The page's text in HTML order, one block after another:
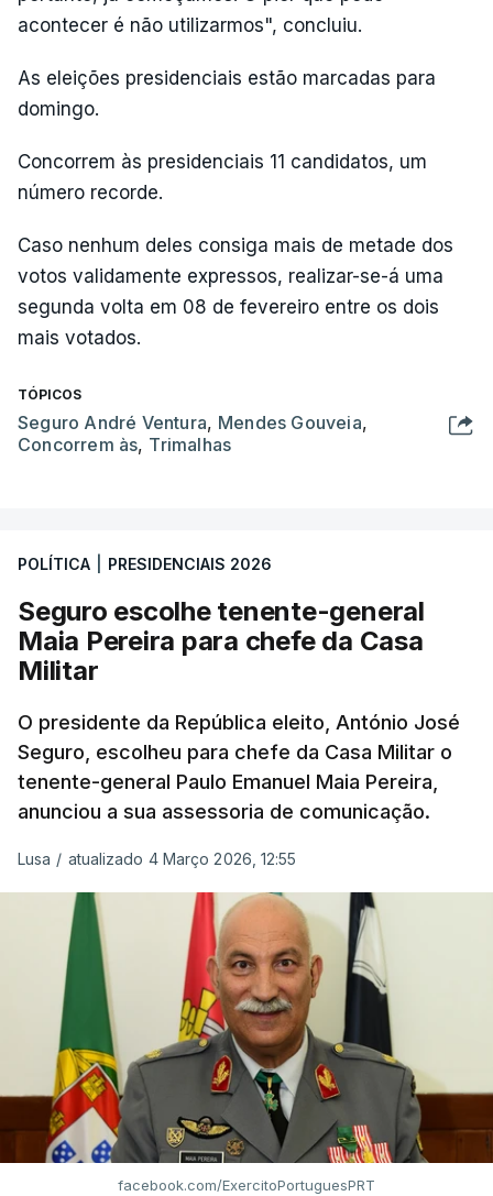
acontecer é não utilizarmos", concluiu.
As eleições presidenciais estão marcadas para
domingo.
Concorrem às presidenciais 11 candidatos, um
número recorde.
Caso nenhum deles consiga mais de metade dos
votos validamente expressos, realizar-se-á uma
segunda volta em 08 de fevereiro entre os dois
mais votados.
TÓPICOS
Seguro André Ventura, Mendes Gouveia,
Concorrem às, Trimalhas
POLÍTICA PRESIDENCIAIS 2026
Seguro escolhe tenente-general
Maia Pereira para chefe da Casa
Militar
O presidente da República eleito, António José
Seguro, escolheu para chefe da Casa Militar o
tenente-general Paulo Emanuel Maia Pereira,
anunciou a sua assessoria de comunicação.
Lusa / atualizado 4 Março 2026, 12:55
facebook.com/ExercitoPortuguesPRT